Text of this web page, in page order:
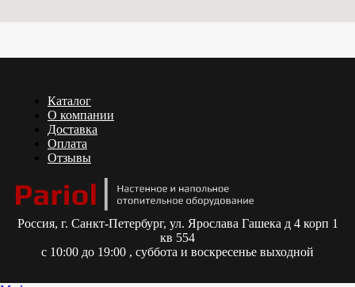
Каталог
О компании
Доставка
Оплата
Отзывы
Россия, г. Санкт-Петербург, ул. Ярослава Гашека д 4 корп 1
кв 554
с 10:00 до 19:00 , суббота и воскресенье выходной